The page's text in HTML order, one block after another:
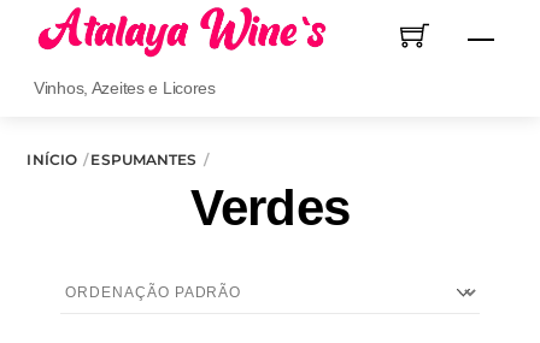
content
Menu
Vinhos, Azeites e Licores
INÍCIO ESPUMANTES
Verdes